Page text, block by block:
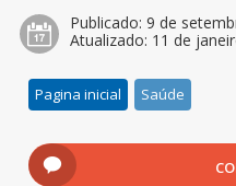
Publicado: 9 de
Atualizado: 11 de
Pagina inicial Saúde